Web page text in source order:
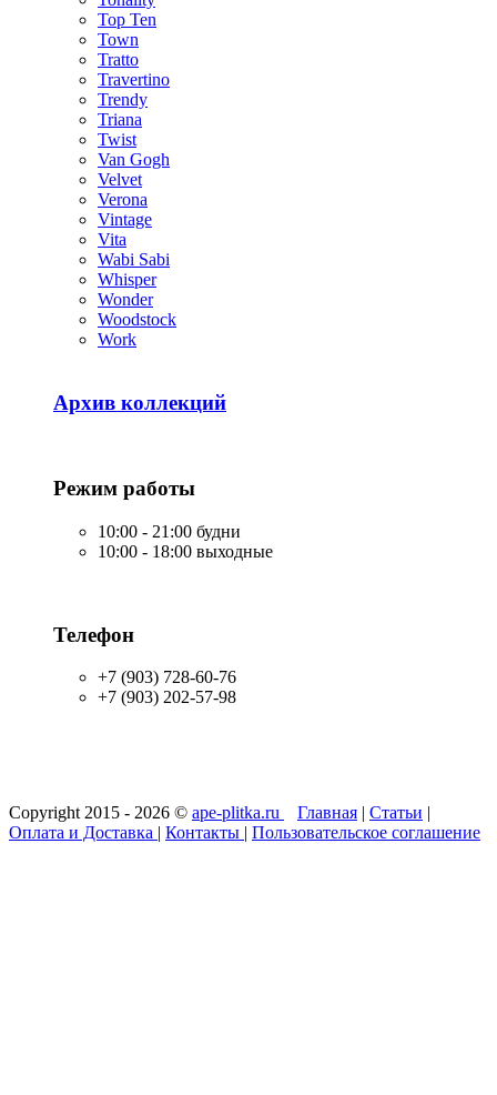
Top Ten
Town
Tratto
Travertino
Trendy
Triana
Twist
Van Gogh
Velvet
Verona
Vintage
Vita
Wabi Sabi
Whisper
Wonder
Woodstock
Work
Архив коллекций
Режим работы
10:00 - 21:00 будни
10:00 - 18:00 выходные
Телефон
+7 (903) 728-60-76
+7 (903) 202-57-98
Copyright 2015 - 2026 © ape-plitka.ru Главная | Статьи |
Оплата и Доставка | Контакты | Пользовательское соглашение